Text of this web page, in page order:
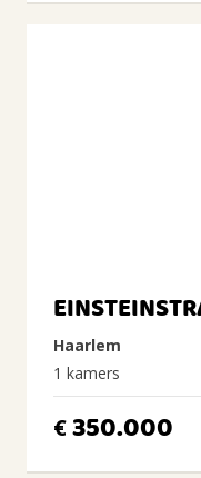
Haarlem
1 kamers
€350.000